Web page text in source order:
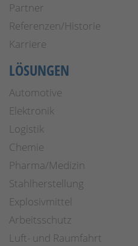
Partner
Referenzen/Historie
Karriere
LÖSUNGEN
Automotive
Elektronik
Logistik
Chemie
Pharma/Medizin
Stahlherstellung
Explosivmittel
Arbeitsschutz
Luft- und Raumfahrt